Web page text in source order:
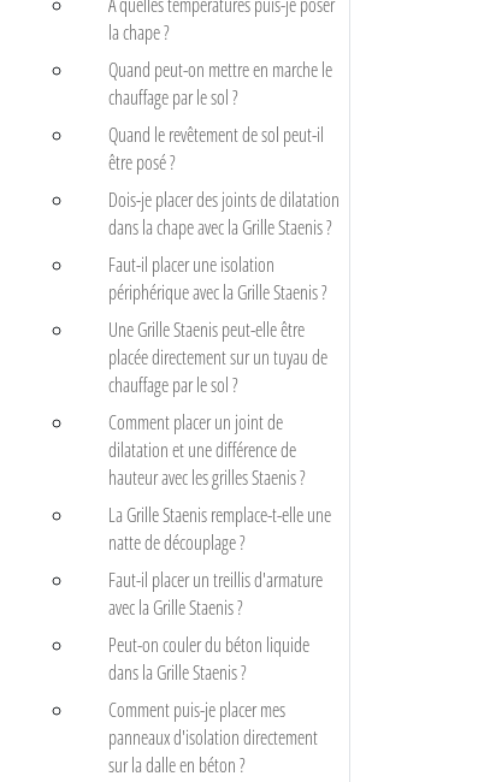
la chape ?
Quand peut-on mettre en marche le
chauffage par le sol ?
Quand le revêtement de sol peut-il
être posé ?
Dois-je placer des joints de dilatation
dans la chape avec la Grille Staenis ?
Faut-il placer une isolation
périphérique avec la Grille Staenis ?
Une Grille Staenis peut-elle être
placée directement sur un tuyau de
chauffage par le sol ?
Comment placer un joint de
dilatation et une différence de
hauteur avec les grilles Staenis ?
La Grille Staenis remplace-t-elle une
natte de découplage ?
Faut-il placer un treillis d'armature
avec la Grille Staenis ?
Peut-on couler du béton liquide
dans la Grille Staenis ?
Comment puis-je placer mes
panneaux d'isolation directement
sur la dalle en béton ?